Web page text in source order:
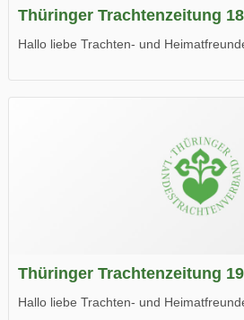
Thüringer Trachtenzeitung
Hallo liebe Trachten- und
Wir wünschen Euch viel Spaß beim
Thüringer Trachtenzeitung
Hallo liebe Trachten- und